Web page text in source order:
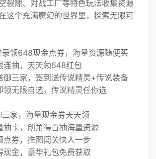
裂隙、对战工厂等特色玩法收集资源
这个充满魔幻的世界里，探索无限可
领648现金点券，海量资源随便买
抽，天天领648红包
三家，签到送传说精灵+传说装备
无限自选，传说精灵任你选
家，海量现金券天天领
卡，创角得百抽海量资源
券，推图闯关快人一步
金，豪华礼包免费获取